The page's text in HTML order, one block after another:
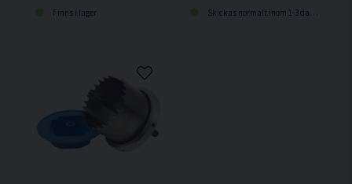
Finns i lager Skickas normalt inom 1-3 dagar